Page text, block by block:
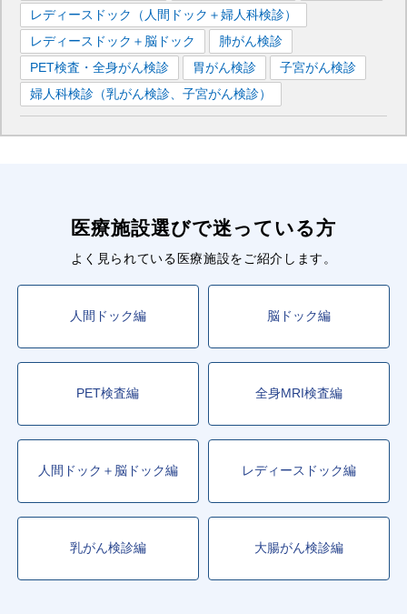
レディースドック（人間ドック＋婦人科検診）
レディースドック＋脳ドック
肺がん検診
PET検査・全身がん検診
胃がん検診
子宮がん検診
婦人科検診（乳がん検診、子宮がん検診）
医療施設選びで迷っている方
よく見られている医療施設をご紹介します。
人間ドック編 脳ドック編
PET検査編 全身MRI検査編
人間ドック＋脳ドック編 レディースドック編
乳がん検診編 大腸がん検診編